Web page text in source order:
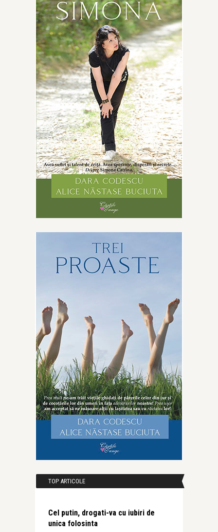
TOP ARTICOLE
Cel putin, drogati-va cu iubiri de
unica folosinta